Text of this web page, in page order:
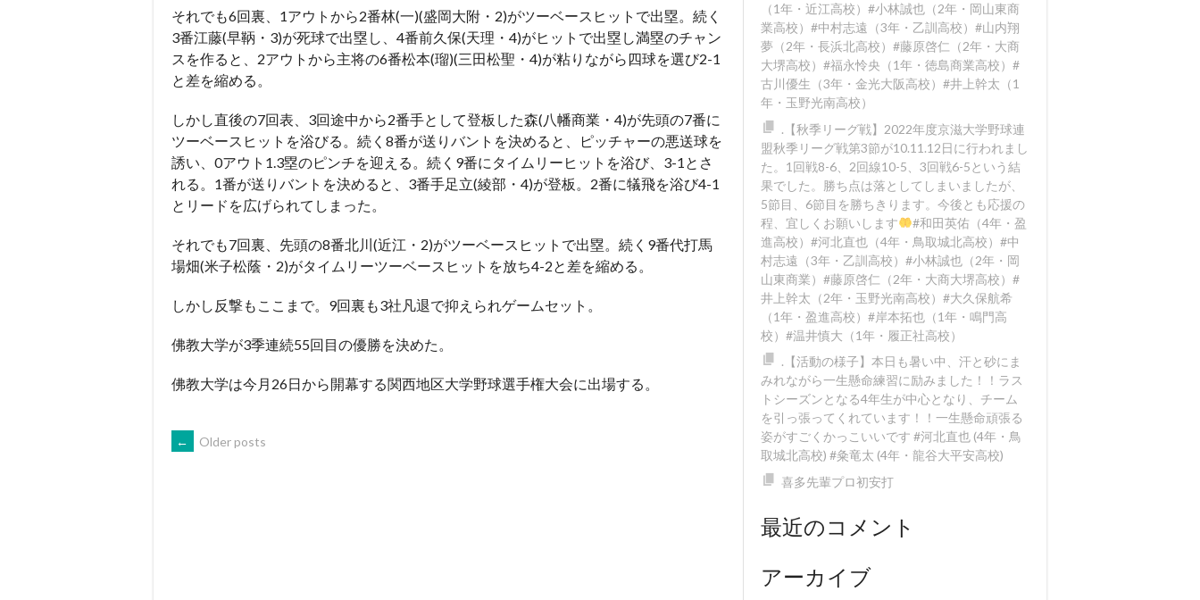
それでも6回裏、 1アウトから2番林(一)(盛岡大附・ 2)がツーベースヒットで出塁。続く
3番江藤(早鞆・ 3)が死球で出塁し、 4番前久保(天理・ 4)がヒットで出塁し満塁のチャン
スを作ると、 2アウトから主将の6番松本(瑠)(三田松聖・ 4)が粘りながら四球を選び2-1
と差を縮める。
しかし直後の7回表、 3回途中から2番手として登板した森( 八幡商業・ 4)が先頭の7番に
ツーベースヒットを浴びる。続く 8番が送りバントを決めると、ピッチャーの悪送球を
誘い、 0アウト 1.3塁のピンチを迎える。続く 9番にタイムリーヒットを浴び、 3-1 とさ
れる。 1番が送りバントを決めると、 3番手足立(綾部・ 4)が登板。 2番に犠飛を浴び4-1
とリードを広げられてしまった。
それでも7回裏、先頭の8番北川(近江・ 2)がツーベースヒットで出塁。続く 9番代打馬
場畑(米子松蔭・ 2)がタイムリーツーベースヒットを放ち4-2 と差を縮める。
しかし反撃もここまで。 9回裏も3社凡退で抑えられゲームセット。
佛教大学が3季連続55回目の優勝を決めた。
佛教大学は今月 26日から開幕する関西地区大学野球選手権大会に出場する。
POSTS
← Older posts
（1年・近江高校）#小林誠也（2年・岡山東商
業高校）#中村志遠（3年・乙訓高校）#山内翔
夢（2年・長浜北高校）#藤原啓仁（2年・大商
大堺高校）#福永怜央（1年・徳島商業高校）#
古川優生（3年・金光大阪高校）#井上幹太（1
年・玉野光南高校）
.【秋季リーグ戦】2022年度京滋大学野球連
盟秋季リーグ戦第3節が10.11.12日に行われまし
た。1回戦8-6 、2回線10-5 、3回戦6-5という結
果でした。勝ち点は落としてしまいましたが、
5節目、6節目を勝ちきります。今後とも応援の
程、宜しくお願いします
#和田英佑（4年・盈
進高校）#河北直也（4年・鳥取城北高校）#中
村志遠（3年・乙訓高校）#小林誠也（2年・岡
山東商業）#藤原啓仁（2年・大商大堺高校）#
井上幹太（2年・玉野光南高校）#大久保航希
（1年・盈進高校）#岸本拓也（1年・鳴門高
校）#温井慎大（1年・履正社高校）
.【活動の様子】本日も暑い中、汗と砂にま
みれながら一生懸命練習に励みました！！️ラス
トシーズンとなる4年生が中心となり、チーム
を引っ張ってくれています！！一生懸命頑張る
姿がすごくかっこいいです #河北直也 (4年・鳥
取城北高校) #粂竜太 (4年・龍谷大平安高校)
喜多先輩プロ初安打
最近のコメント
アーカイブ